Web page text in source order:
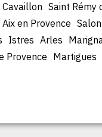
Cavaillon Saint Rémy
Aix en Provence
Istres Arles
Provence Martigues